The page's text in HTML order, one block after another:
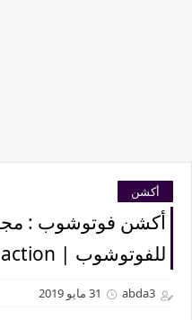
أكشن
أكشن فوتوشوب :
للفوتوشوب | photoshop action
abda3 31 مايو 2019